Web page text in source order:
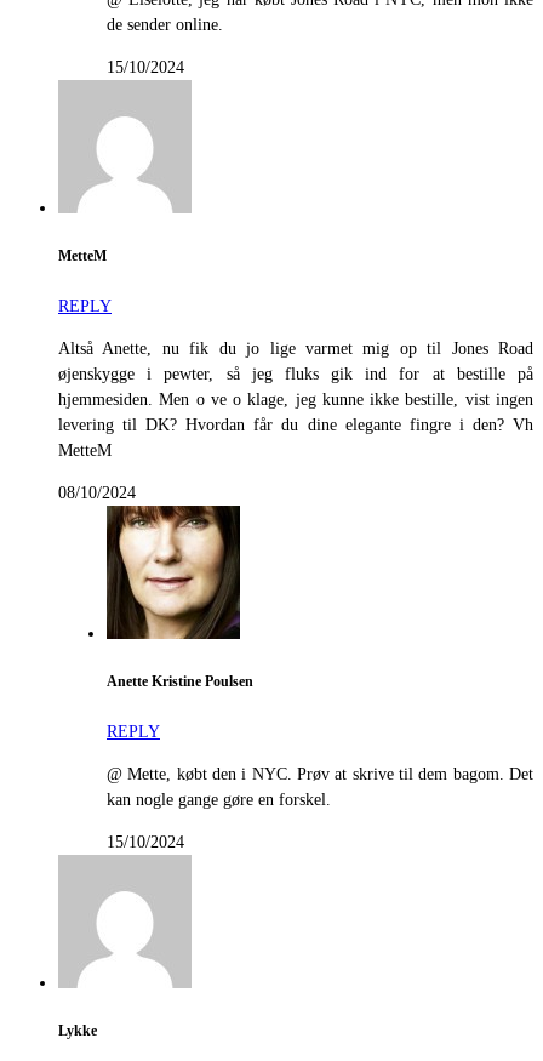
de sender online.
15/10/2024
MetteM
REPLY
Altså Anette, nu fik du jo lige varmet mig op til Jones Road
øjenskygge i pewter, så jeg fluks gik ind for at bestille på
hjemmesiden. Men o ve o klage, jeg kunne ikke bestille, vist ingen
levering til DK? Hvordan får du dine elegante fingre i den? Vh
MetteM
08/10/2024
Anette Kristine Poulsen
REPLY
@ Mette, købt den i NYC. Prøv at skrive til dem bagom. Det
kan nogle gange gøre en forskel.
15/10/2024
Lykke